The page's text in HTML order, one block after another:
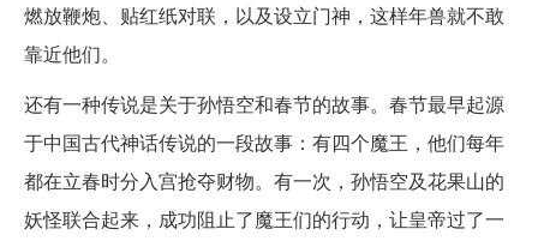
燃放鞭炮、贴红纸对联，以及设立门神，这样年兽就不敢
靠近他们。
还有一种传说是关于孙悟空和春节的故事。春节最早起源
于中国古代神话传说的一段故事：有四个魔王，他们每年
都在立春时分入宫抢夺财物。有一次，孙悟空及花果山的
妖怪联合起来，成功阻止了魔王们的行动，让皇帝过了一